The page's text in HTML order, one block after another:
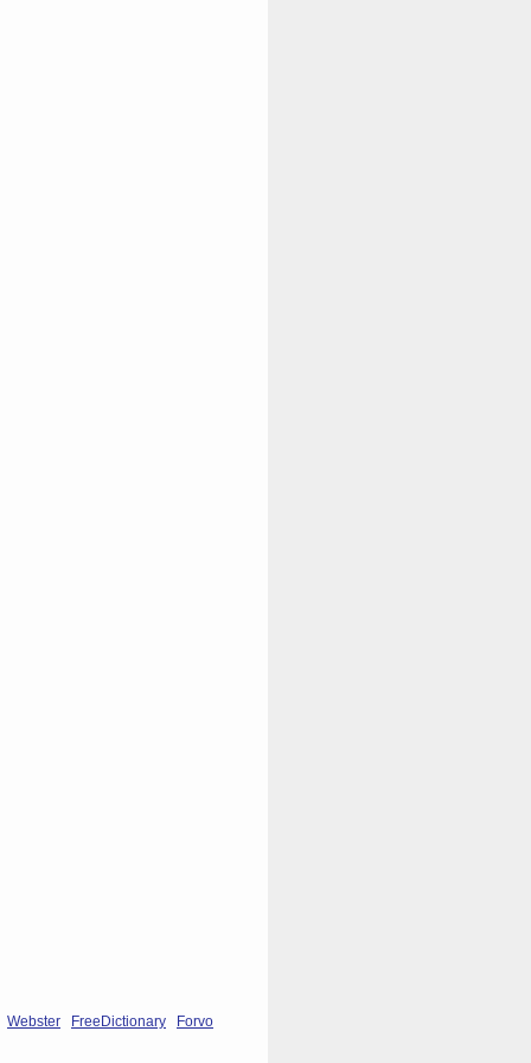
Webster FreeDictionary Forvo